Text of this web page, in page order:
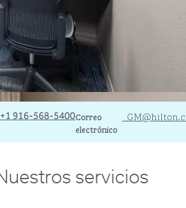
+1 916-568-5400Correo
electrónico
Correo electrónicoSMFSN
_GM
servicios